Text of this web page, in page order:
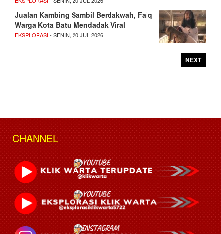
Jualan Kambing Sambil Berdakwah, Faiq
Warga Kota Batu Mendadak Viral
EKSPLORASI- SENIN, 20 JUL 2026
NEXT
CHANNEL